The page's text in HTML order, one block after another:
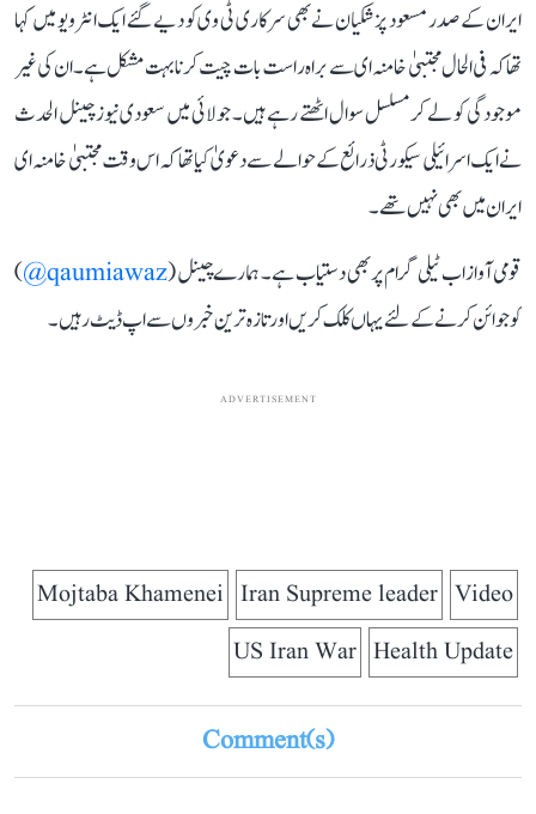
ایران کے صدر مسعود پزشکیان نے بھی سرکاری ٹی وی کو دیے گئے ایک انٹرویو میں کہا
تھا کہ فی الحال مجتبیٰ خامنہ ای سے براہ راست بات چیت کرنا بہت مشکل ہے۔ ان کی غیر
موجودگی کو لے کر مسلسل سوال اٹھتے رہے ہیں۔ جولائی میں سعودی نیوز چینل الحدث
نے ایک اسرائیلی سیکورٹی ذرائع کے حوالے سے دعویٰ کیا تھا کہ اس وقت مجتبیٰ خامنہ ای
ایران میں بھی نہیں تھے۔
قومی آواز اب ٹیلی گرام پر بھی دستیاب ہے۔ ہمارے چینل (qaumiawaz@
)
کو جوائن کرنے کے لئے یہاں کلک کریں اور تازہ ترین خبروں سے اپ ڈیٹ رہیں۔
ADVERTISEMENT
Video
Iran Supreme leader
Mojtaba Khamenei
Health Update
US Iran War
Comment(s)